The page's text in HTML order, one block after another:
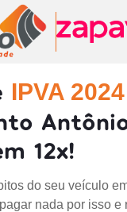
IPVA 2024
12x!
do seu veículo
nada por isso e